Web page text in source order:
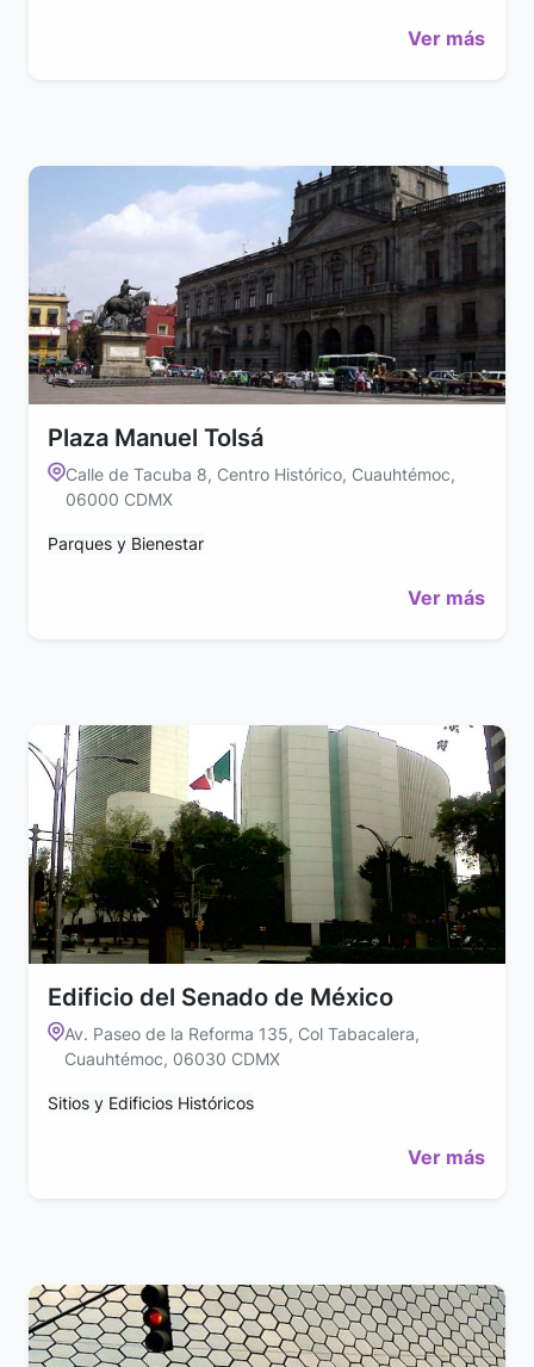
Ver más
Plaza Manuel Tolsá
Calle de Tacuba 8, Centro Histórico, Cuauhtémoc,
06000 CDMX
Parques y Bienestar
Ver más
Edificio del Senado de México
Av. Paseo de la Reforma 135, Col Tabacalera,
Cuauhtémoc, 06030 CDMX
Sitios y Edificios Históricos
Ver más